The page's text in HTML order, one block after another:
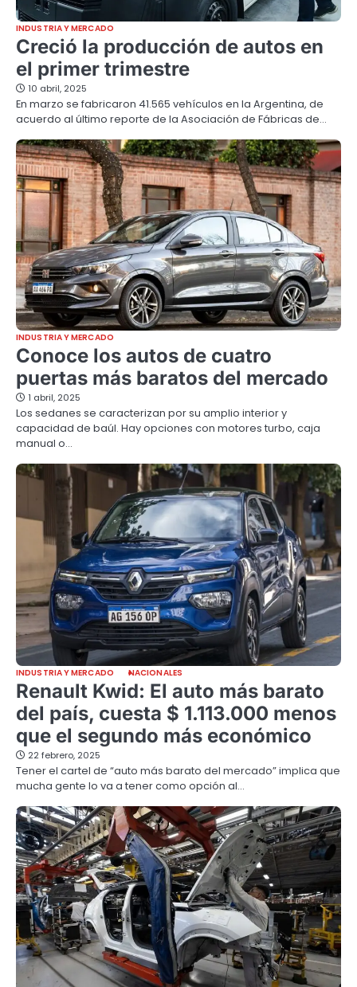
INDUSTRIA Y MERCADO
Creció la producción de autos en
el primer trimestre
10 abril, 2025
En marzo se fabricaron 41.565 vehículos en la Argentina, de
acuerdo al último reporte de la Asociación de Fábricas de…
INDUSTRIA Y MERCADO
Conoce los autos de cuatro
puertas más baratos del mercado
1 abril, 2025
Los sedanes se caracterizan por su amplio interior y
capacidad de baúl. Hay opciones con motores turbo, caja
manual o…
INDUSTRIA Y MERCADO NACIONALES
Renault Kwid: El auto más barato
del país, cuesta $ 1.113.000 menos
que el segundo más económico
22 febrero, 2025
Tener el cartel de “auto más barato del mercado” implica que
mucha gente lo va a tener como opción al…